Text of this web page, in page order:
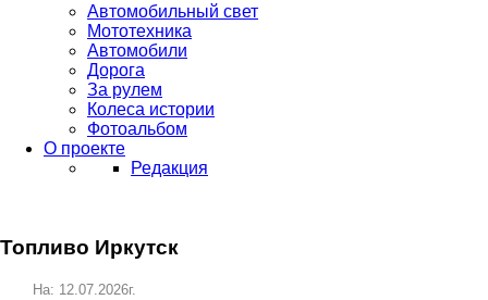
Автомобильный свет
Мототехника
Автомобили
Дорога
За рулем
Колеса истории
Фотоальбом
О проекте
Редакция
Топливо Иркутск
На: 12.07.2026г.